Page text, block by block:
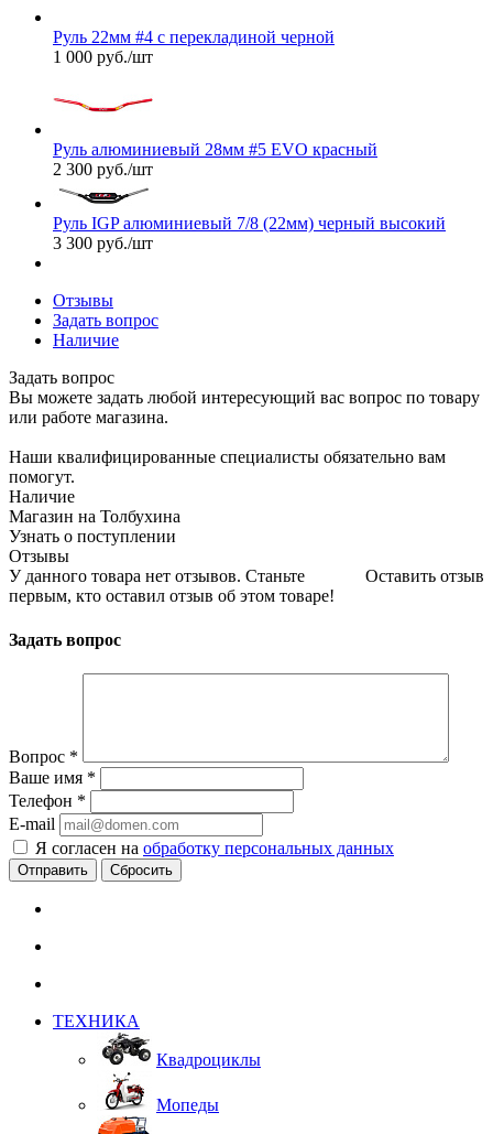
Руль 22мм #4 с перекладиной черной
1 000 руб./шт
Руль алюминиевый 28мм #5 EVO красный
2 300 руб./шт
Руль IGP алюминиевый 7/8 (22мм) черный высокий
3 300 руб./шт
Отзывы
Задать вопрос
Наличие
Задать вопрос
Вы можете задать любой интересующий вас вопрос по товару
или работе магазина.
Наши квалифицированные специалисты обязательно вам
помогут.
Наличие
Магазин на Толбухина
Узнать о поступлении
Отзывы
Оставить отзыв
У данного товара нет отзывов. Станьте
первым, кто оставил отзыв об этом товаре!
Задать вопрос
Вопрос *
Ваше имя *
Телефон *
E-mail
Я согласен на обработку персональных данных
Сбросить
ТЕХНИКА
Квадроциклы
Мопеды